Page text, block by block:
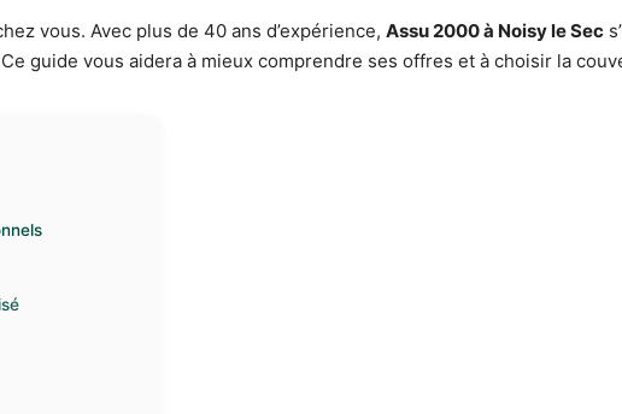
vous. Avec plus de 40 ans d’expérience, Assu 2000 à Noisy le Sec
guide vous aidera à mieux comprendre ses offres et à choisir la